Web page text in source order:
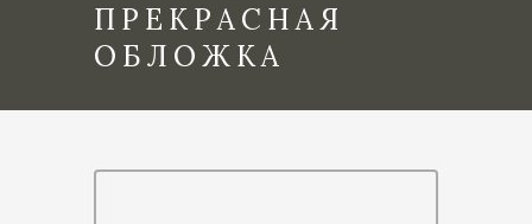
ПРЕКРАСНАЯ
ОБЛОЖКА